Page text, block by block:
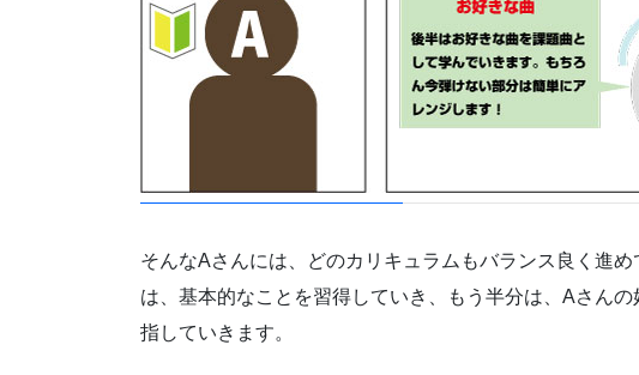
そんなAさんには、どのカリキュラムもバランス良く進
は、基本的なことを習得していき、もう半分は、Aさん
指していきます。